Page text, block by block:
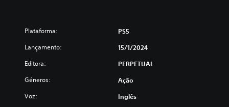
Plataforma: PS5
Lançamento: 15/1/2024
Editora: PERPETUAL
Géneros: Ação
Voz: Inglês